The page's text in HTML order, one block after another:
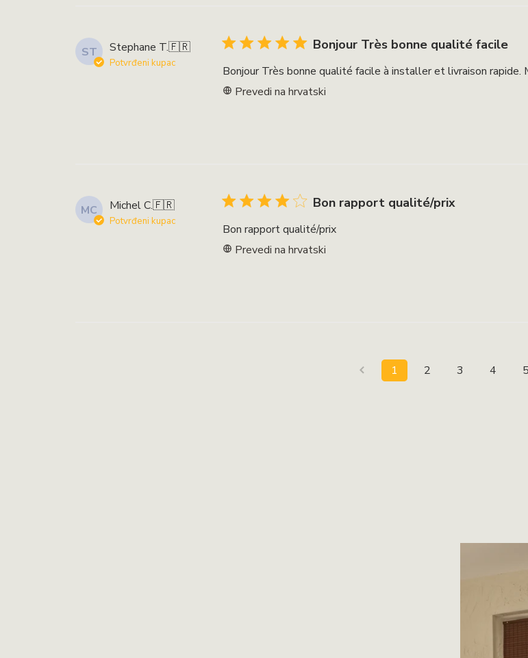
ST Stephane T.🇫🇷
Potvrđeni kupac
Bonjour Très bonne qualité facile
Bonjour Très bonne qualité facile à installer et livraison rapide.
Prevedi na hrvatski
MC Michel C.🇫🇷
Potvrđeni kupac
Bon rapport qualité/prix
Bon rapport qualité/prix
Prevedi na hrvatski
1 2 3 4 5